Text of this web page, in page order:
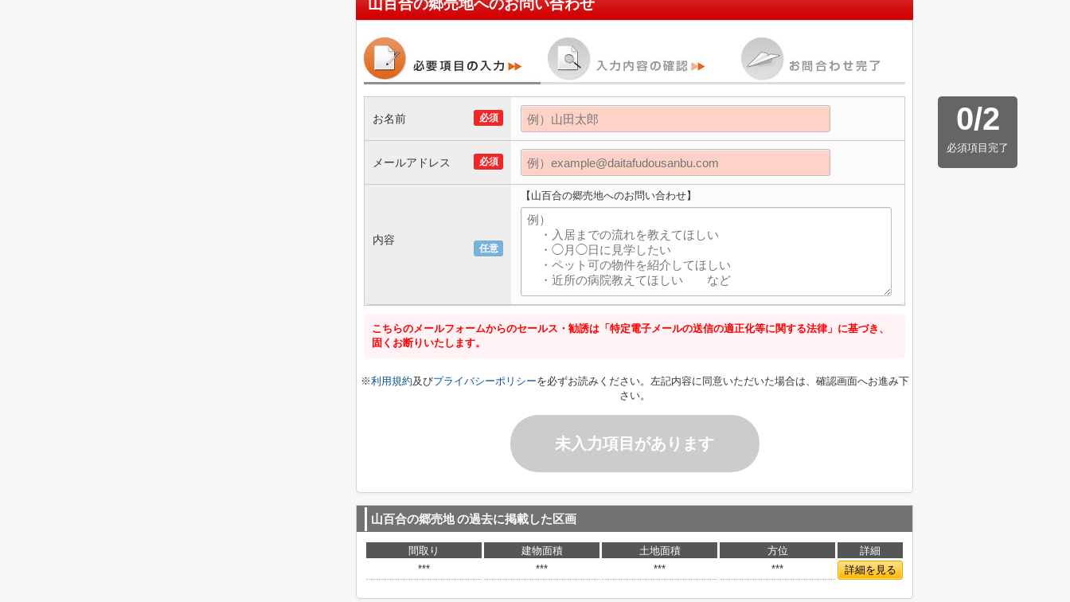
山百合の郷売地へのお問い合わせ
0/2
必須項目完了
必須
お名前
必須
メールアドレス
任意
内容
【山百合の郷売地へのお問い合わせ】
こちらのメールフォームからのセールス・勧誘は「特定電子メールの送信の適正化等に関する法律」に基づき、
固くお断りいたします。
※利用規約及びプライバシーポリシーを必ずお読みください。左記内容に同意いただいた場合は、確認画面へお進み下
さい。
未入力項目があります
山百合の郷売地の過去に掲載した区画
間取り 建物面積 土地面積 方位
詳細
***
*** *** *** 詳細を見る